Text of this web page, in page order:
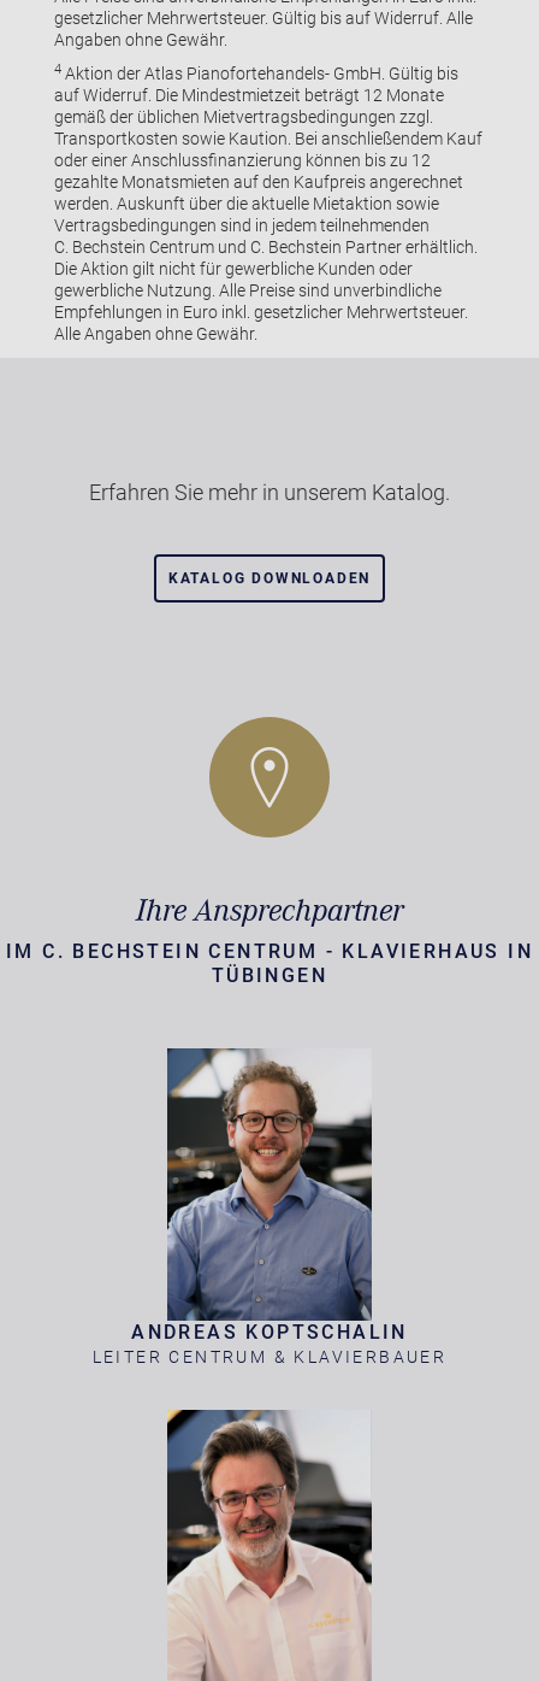
gesetzlicher Mehrwertsteuer. Gültig bis auf Widerruf. Alle
Angaben ohne Gewähr.
4Aktion der Atlas Pianofortehandels- GmbH. Gültig bis
auf Widerruf. Die Mindestmietzeit beträgt 12 Monate
gemäß der üblichen Mietvertragsbedingungen zzgl.
Transportkosten sowie Kaution. Bei anschließendem Kauf
oder einer Anschlussfinanzierung können bis zu 12
gezahlte Monatsmieten auf den Kaufpreis angerechnet
werden. Auskunft über die aktuelle Mietaktion sowie
Vertragsbedingungen sind in jedem teilnehmenden
C. Bechstein Centrum und C. Bechstein Partner erhältlich.
Die Aktion gilt nicht für gewerbliche Kunden oder
gewerbliche Nutzung. Alle Preise sind unverbindliche
Empfehlungen in Euro inkl. gesetzlicher Mehrwertsteuer.
Alle Angaben ohne Gewähr.
Erfahren Sie mehr in unserem Katalog.
KATALOG DOWNLOADEN
Ihre Ansprechpartner
IM C. BECHSTEIN CENTRUM - KLAVIERHAUS IN
TÜBINGEN
ANDREAS KOPTSCHALIN
LEITER CENTRUM & KLAVIERBAUER